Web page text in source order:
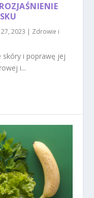
2023 | Zdrowie i
skóry i poprawę jej
i...